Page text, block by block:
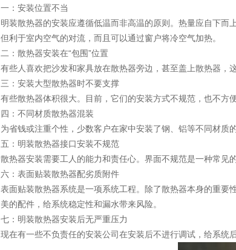
一：安装位置不当
明装散热器的安装应遵循低温而非高温的原则。热量应自下
但利于室内空气的对流，而且可以通过窗户将冷空气加热。
二：散热器安装在“包围”位置
有些人喜欢把沙发和家具放在散热器旁边，甚至盖上散热器，
三：安装大型散热器时不要支撑
有些散热器体积很大。目前，它们的安装方式不规范，也不方
四：不同材质散热器混装
为省钱或注重个性，少数客户在家中安装了钢、铝等不同材质
五：明装散热器接口安装不规范
散热器安装需要工人的能力和责任心。界面不规范是一种常见
六：表面贴装散热器配劣质附件
表面贴装散热器系统是一项系统工程。除了散热器本身的重
美的配件，给系统稳定性和漏水带来风险。
七：明装散热器安装后无严重压力
现在有一些不负责任的安装公司在安装后不进行调试，给系统